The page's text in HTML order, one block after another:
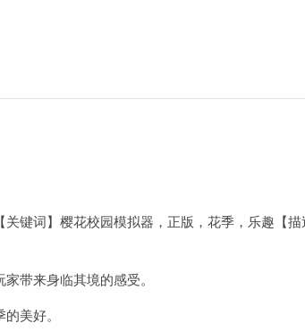
词】樱花校园模拟器，正版，花季，乐趣【描
来身临其境的感受。
美好。